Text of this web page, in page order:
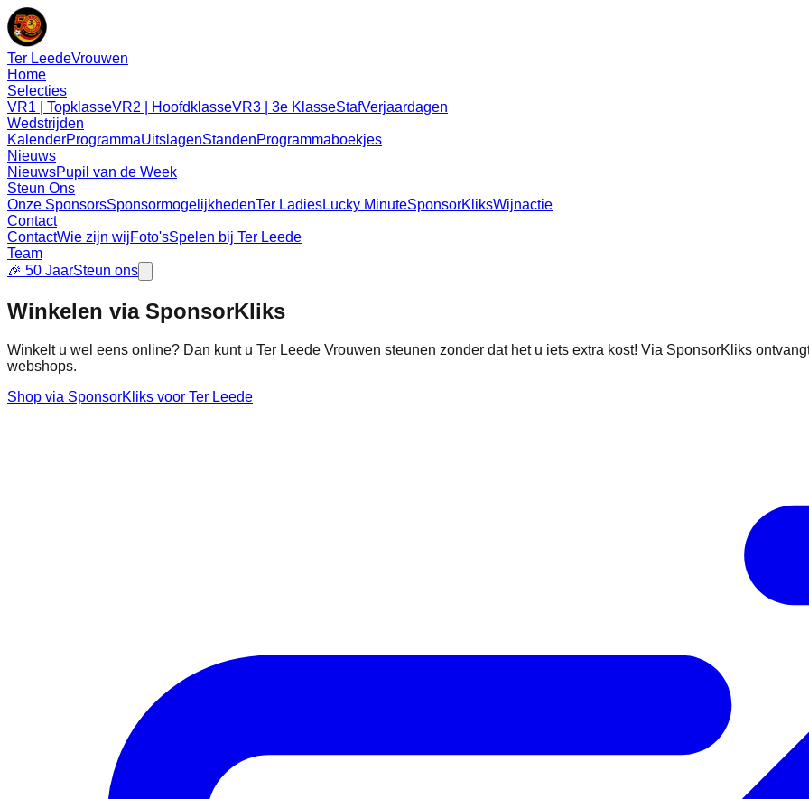
Ter LeedeVrouwen
Home
Selecties
VR1 | TopklasseVR2 | HoofdklasseVR3 | 3e KlasseStafVerjaardagen
Wedstrijden
KalenderProgrammaUitslagenStandenProgrammaboekjes
Nieuws
NieuwsPupil van de Week
Steun Ons
Onze SponsorsSponsormogelijkhedenTer LadiesLucky MinuteSponsorKliksWijnactie
Contact
ContactWie zijn wijFoto'sSpelen bij Ter Leede
Team
🎉 50 JaarSteun ons
Winkelen via SponsorKliks
Winkelt u wel eens online? Dan kunt u Ter Leede Vrouwen steunen zonder dat het u iets extra kost! Via SponsorKliks
webshops.
Shop via SponsorKliks voor Ter Leede